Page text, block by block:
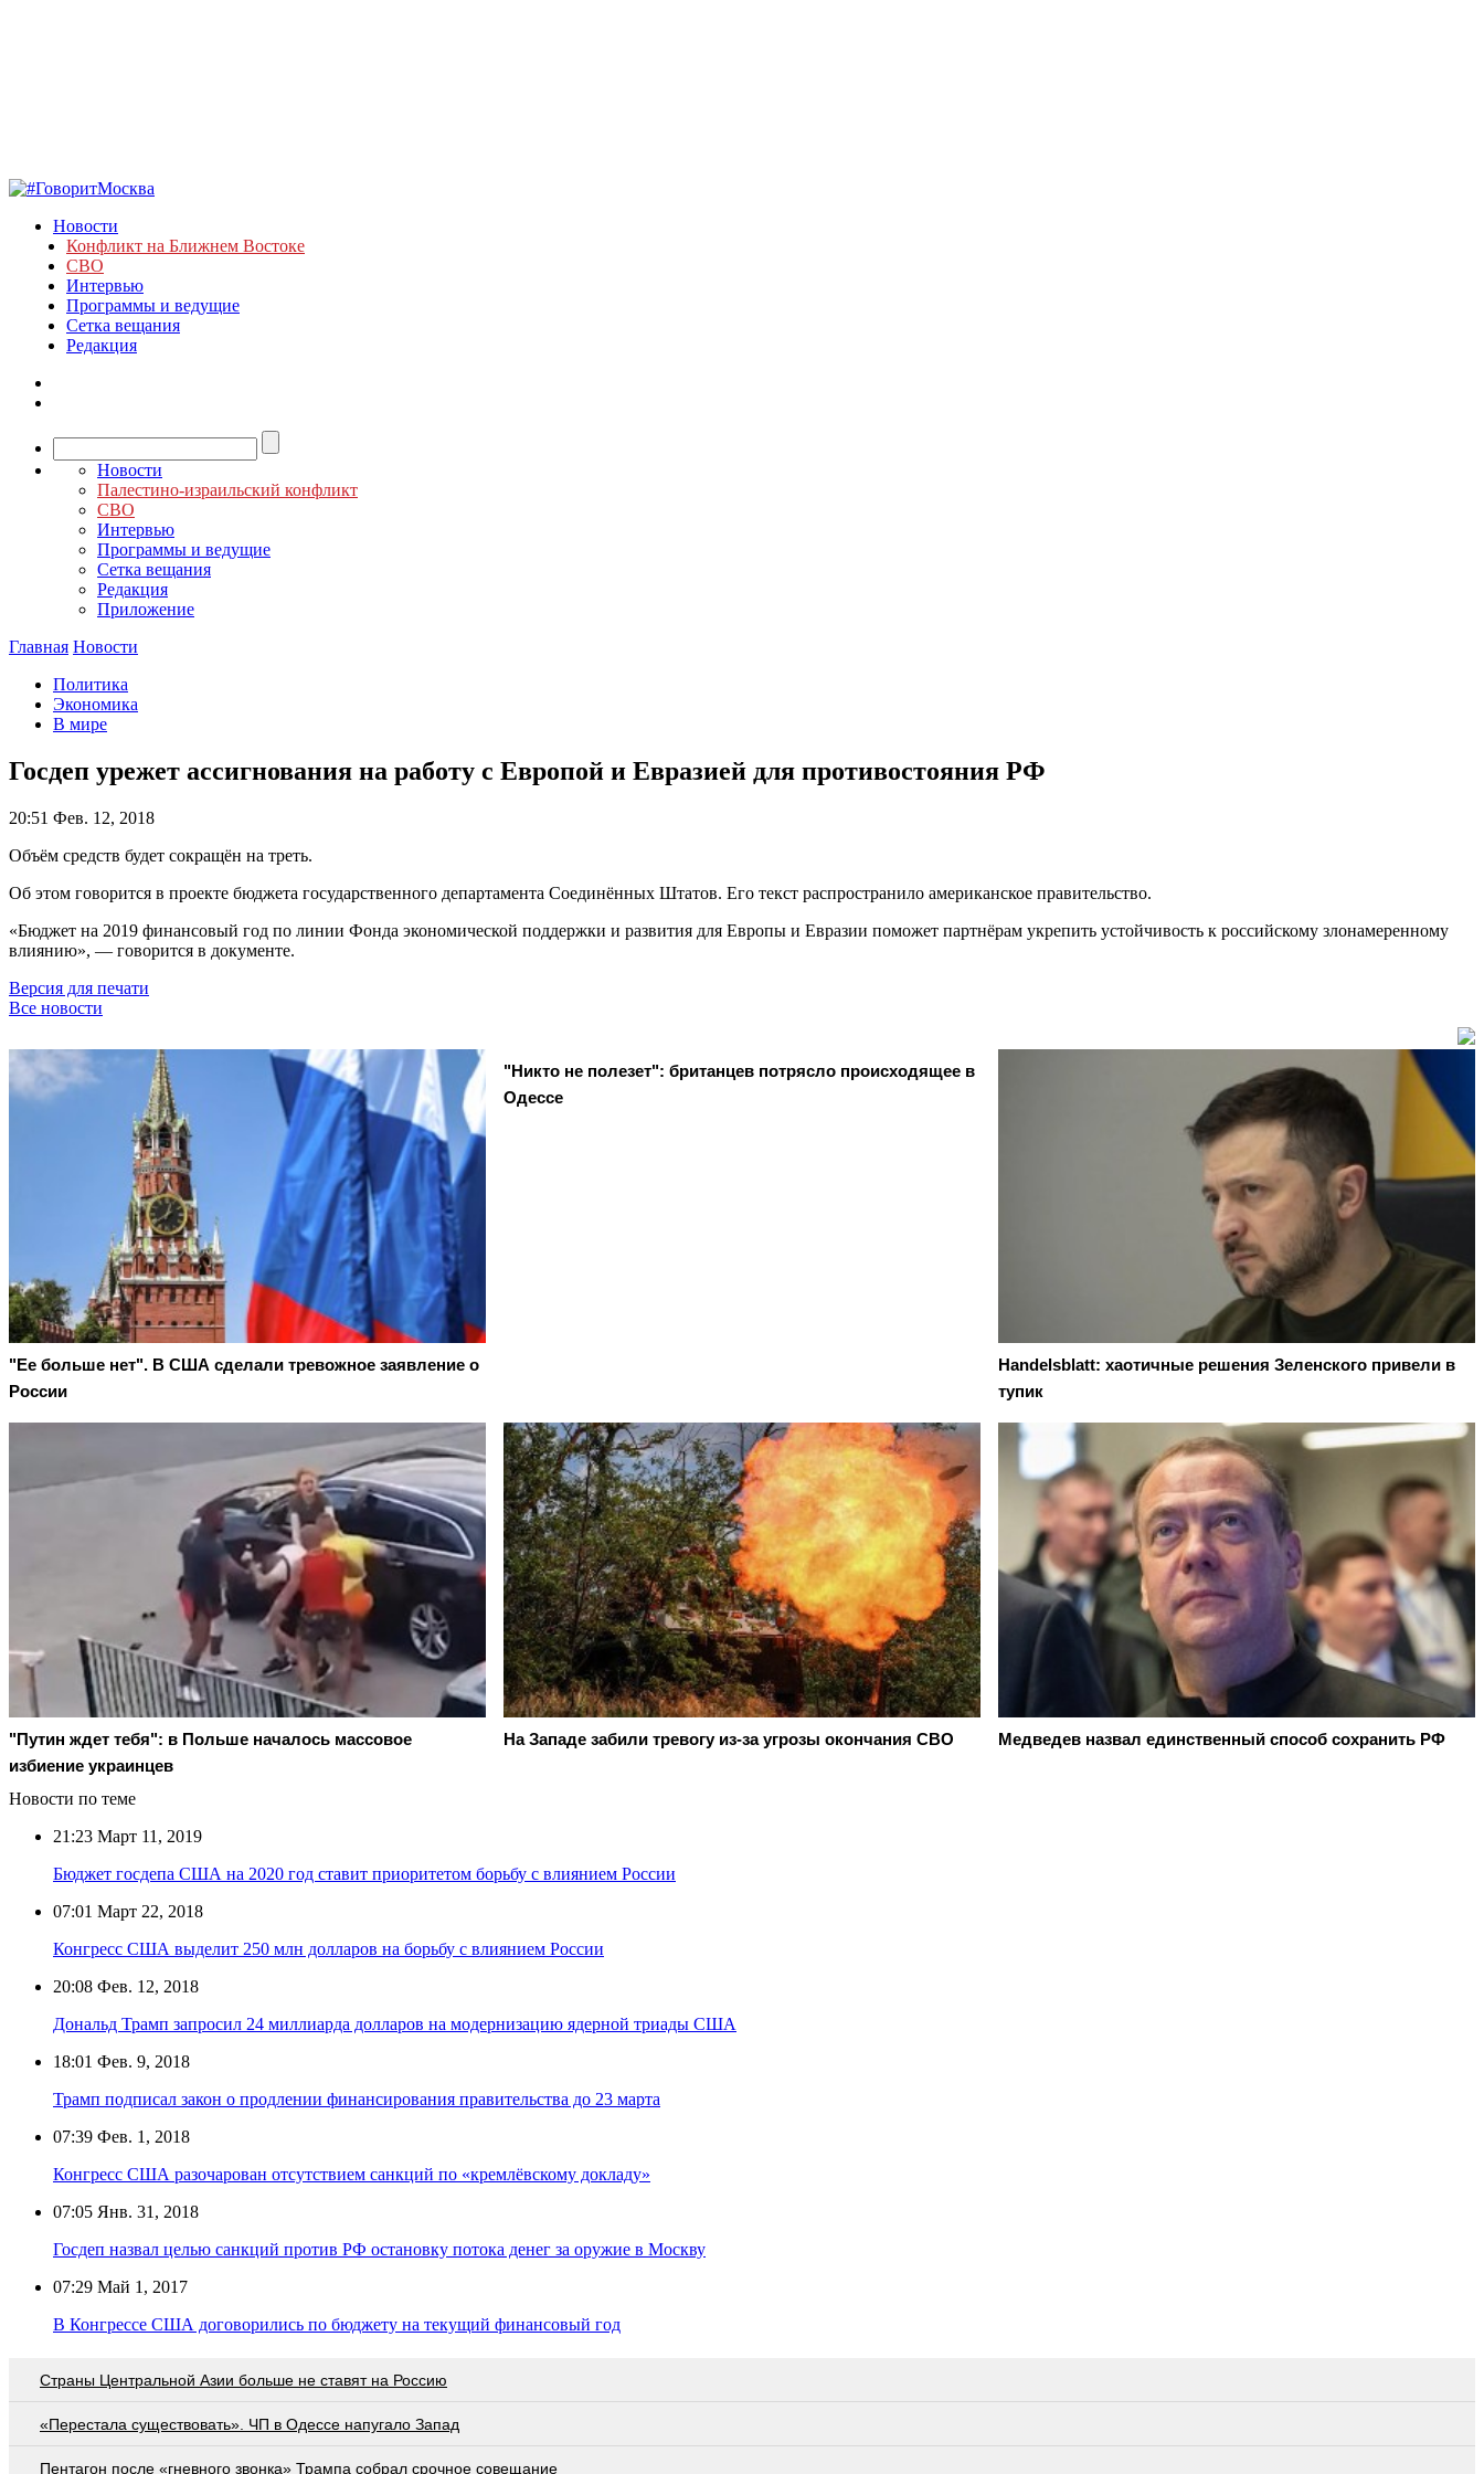
Новости
Конфликт на Ближнем Востоке
СВО
Интервью
Программы и ведущие
Сетка вещания
Редакция
Новости
Палестино-израильский конфликт
СВО
Интервью
Программы и ведущие
Сетка вещания
Редакция
Приложение
Главная Новости
Политика
Экономика
В мире
Госдеп урежет ассигнования на работу с Европой и Евразией для противостояния РФ
20:51 Фев. 12, 2018
Объём средств будет сокращён на треть.
Об этом говорится в проекте бюджета государственного департамента Соединённых Штатов. Его текст распространило американское правительство.
«Бюджет на 2019 финансовый год по линии Фонда экономической поддержки и развития для Европы и Евразии поможет партнёрам укрепить устойчивость к российскому злонамеренному
влиянию», — говорится в документе.
Версия для печати
Все новости
"Ее больше нет". В США сделали тревожное заявление о
России
"Никто не полезет": британцев потрясло происходящее в
Одессе
Handelsblatt: хаотичные решения Зеленского привели в
тупик
"Путин ждет тебя": в Польше началось массовое
избиение украинцев
На Западе забили тревогу из-за угрозы окончания СВО Медведев назвал единственный способ сохранить РФ
Новости по теме
21:23 Март 11, 2019
Бюджет госдепа США на 2020 год ставит приоритетом борьбу с влиянием России
07:01 Март 22, 2018
Конгресс США выделит 250 млн долларов на борьбу с влиянием России
20:08 Фев. 12, 2018
Дональд Трамп запросил 24 миллиарда долларов на модернизацию ядерной триады США
18:01 Фев. 9, 2018
Трамп подписал закон о продлении финансирования правительства до 23 марта
07:39 Фев. 1, 2018
Конгресс США разочарован отсутствием санкций по «кремлёвскому докладу»
07:05 Янв. 31, 2018
Госдеп назвал целью санкций против РФ остановку потока денег за оружие в Москву
07:29 Май 1, 2017
В Конгрессе США договорились по бюджету на текущий финансовый год
Страны Центральной Азии больше не ставят на Россию
«Перестала существовать». ЧП в Одессе напугало Запад
Пентагон после «гневного звонка» Трампа собрал срочное совещание